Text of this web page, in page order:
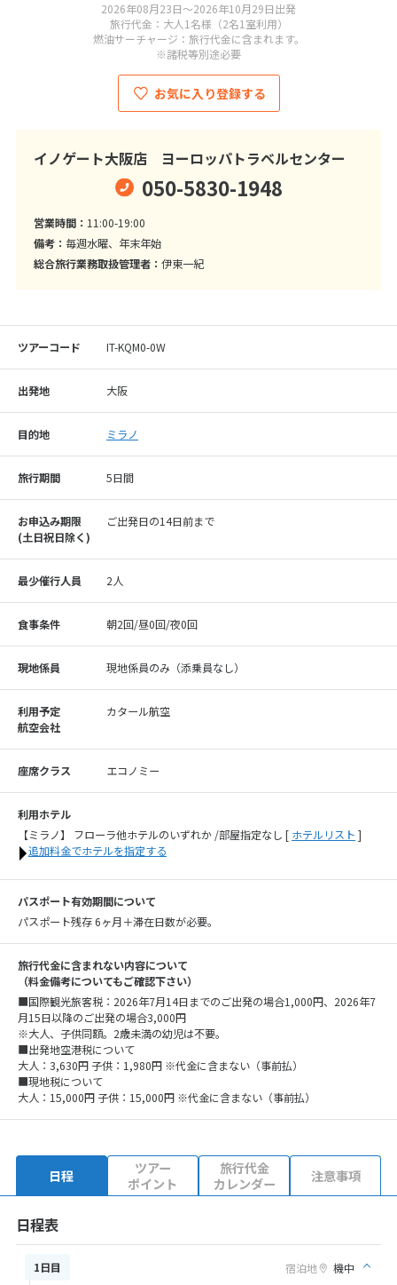
2026年08月23日～2026年10月29日出発
旅行代金：大人1名様（2名1室利用）
燃油サーチャージ：旅行代金に含まれます。
※諸税等別途必要
お気に入り登録する
イノゲート大阪店 ヨーロッパトラベルセンター
050-5830-1948
営業時間： 11:00-19:00
備考： 毎週水曜、年末年始
総合旅行業務取扱管理者： 伊東一紀
ツアーコード IT-KQM0-0W
出発地 大阪
目的地 ミラノ
旅行期間 5日間
お申込み期限
(⼟⽇祝⽇除く)
ご出発日の14日前まで
最少催行人員 2人
食事条件 朝2回/昼0回/夜0回
現地係員 現地係員のみ（添乗員なし）
利用予定
航空会社
カタール航空
座席クラス エコノミー
利用ホテル
【ミラノ】 フローラ他ホテルのいずれか /部屋指定なし [ ホテルリスト ]
追加料金でホテルを指定する
パスポート有効期間について
パスポート残存 6ヶ月＋滞在日数が必要。
旅行代金に含まれない内容について
（料金備考についてもご確認下さい）
■国際観光旅客税：2026年7月14日までのご出発の場合1,000円、2026年7
月15日以降のご出発の場合3,000円
※大人、子供同額。2歳未満の幼児は不要。
■出発地空港税について
大人：3,630円 子供：1,980円 ※代金に含まない（事前払）
■現地税について
大人：15,000円 子供：15,000円 ※代金に含まない（事前払）
日程
ツアー
ポイント
旅行代金
カレンダー
注意事項
日程表
1日目 宿泊地 機中